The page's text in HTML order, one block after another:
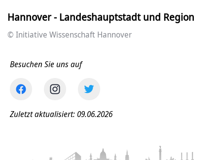
Hannover - Landeshauptstadt und Region
© Initiative Wissenschaft Hannover
Besuchen Sie uns auf
Zuletzt aktualisiert: 09.06.2026